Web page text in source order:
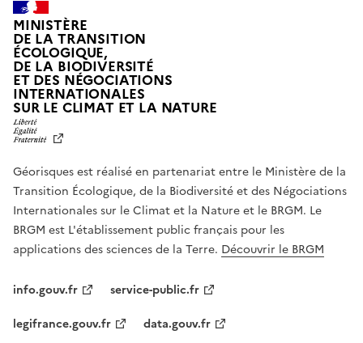
MINISTÈRE
DE LA TRANSITION
ÉCOLOGIQUE,
DE LA BIODIVERSITÉ
ET DES NÉGOCIATIONS
INTERNATIONALES
SUR LE CLIMAT ET LA NATUREL
T
É
,
É
G
A
L
F
Géorisques est réalisé en partenariat entre le Ministère de la
Transition Écologique, de la Biodiversité et des Négociations
Internationales sur le Climat et la Nature et le BRGM. Le
BRGM est L'établissement public français pour les
applications des sciences de la Terre. Découvrir le BRGM
info.gouv.fr
service-public.fr
legifrance.gouv.fr
data.gouv.fr